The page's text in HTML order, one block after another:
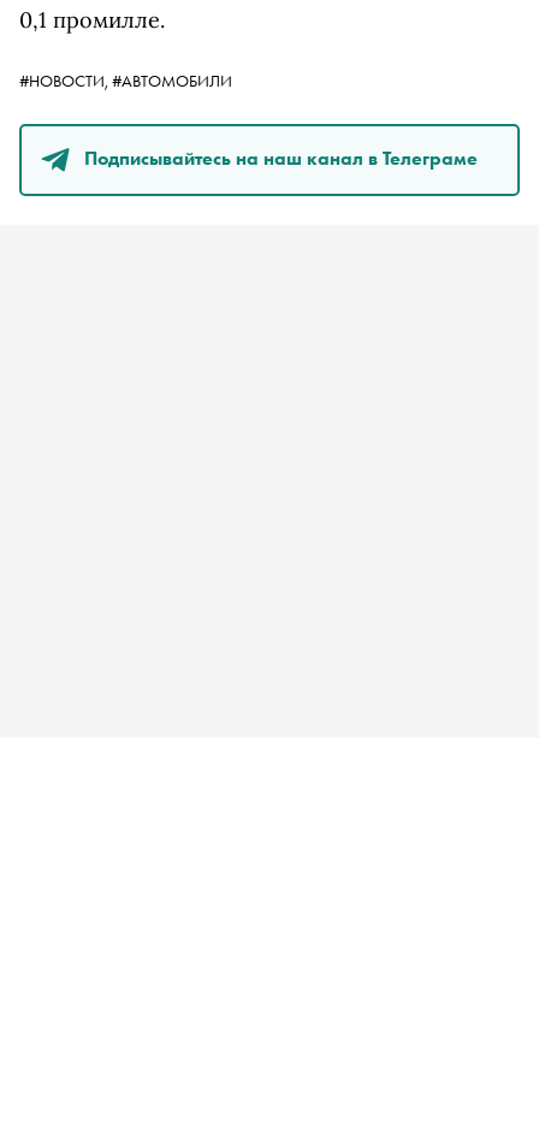
0,1 промилле.
#НОВОСТИ, #АВТОМОБИЛИ
Подписывайтесь на наш канал в Телеграме